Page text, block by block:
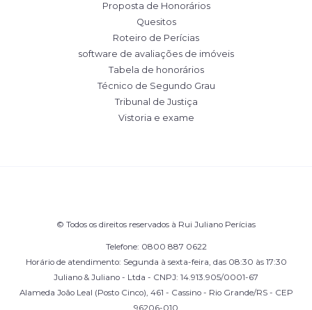
Proposta de Honorários
Quesitos
Roteiro de Perícias
software de avaliações de imóveis
Tabela de honorários
Técnico de Segundo Grau
Tribunal de Justiça
Vistoria e exame
© Todos os direitos reservados à Rui Juliano Perícias
Telefone: 0800 887 0622
Horário de atendimento: Segunda à sexta-feira, das 08:30 às 17:30
Juliano & Juliano - Ltda - CNPJ: 14.913.905/0001-67
Alameda João Leal (Posto Cinco), 461 - Cassino - Rio Grande/RS - CEP